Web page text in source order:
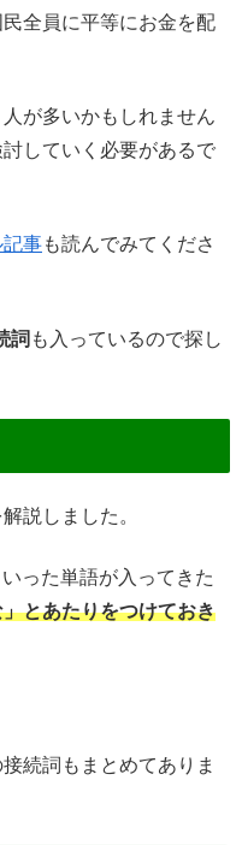
全員に平等にお金を配
が多いかもしれません
していく必要があるで
記事も読んでみてくださ
詞 も入っているので探し
説しました。
いった単語が入ってきた
とあたりをつけておき
続詞もまとめてありま